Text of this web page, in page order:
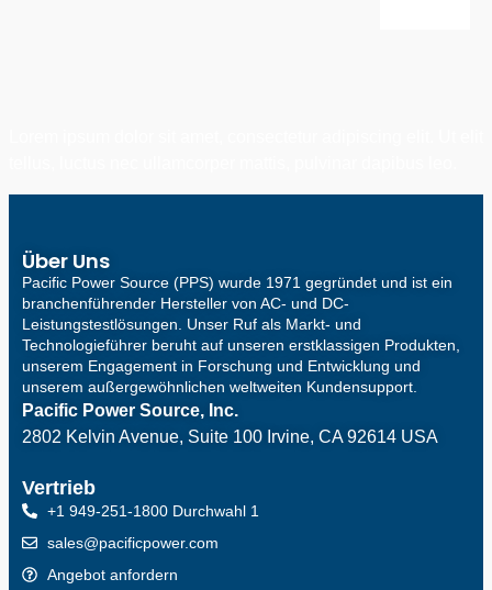
Über Uns
Pacific Power Source (PPS) wurde 1971 gegründet und ist ein
branchenführender Hersteller von AC- und DC-
Leistungstestlösungen. Unser Ruf als Markt- und
Technologieführer beruht auf unseren erstklassigen Produkten,
unserem Engagement in Forschung und Entwicklung und
unserem außergewöhnlichen weltweiten Kundensupport.
Pacific Power Source, Inc.
2802 Kelvin Avenue, Suite 100 Irvine, CA 92614 USA
Vertrieb
+1 949-251-1800 Durchwahl 1
sales@pacificpower.com
Angebot anfordern